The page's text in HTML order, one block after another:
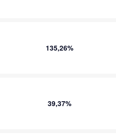
135,26%
39,37%